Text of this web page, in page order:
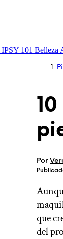
INICIAR
ÚNETE A IPSY
IPSY 101 Belleza
Por
que
del